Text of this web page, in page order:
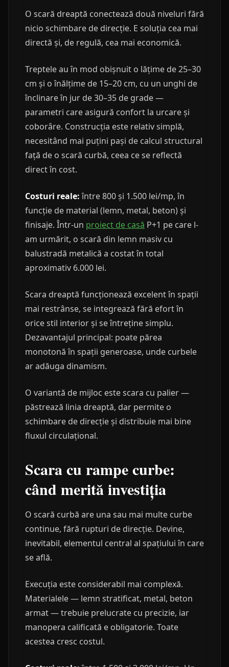
O scară dreaptă conectează două niveluri fără
nicio schimbare de direcție. E soluția cea mai
directă și, de regulă, cea mai economică.
Treptele au în mod obișnuit o lățime de 25–30
cm și o înălțime de 15–20 cm, cu un unghi de
înclinare în jur de 30–35 de grade —
parametri care asigură confort la urcare și
coborâre. Construcția este relativ simplă,
necesitând mai puțini pași de calcul structural
față de o scară curbă, ceea ce se reflectă
direct în cost.
Costuri reale:între 800 și 1.500 lei/mp, în
funcție de material (lemn, metal, beton) și
finisaje. Într-un proiect de casă P+1 pe care l-
am urmărit, o scară din lemn masiv cu
balustradă metalică a costat în total
aproximativ 6.000 lei.
Scara dreaptă funcționează excelent în spații
mai restrânse, se integrează fără efort în
orice stil interior și se întreține simplu.
Dezavantajul principal: poate părea
monotonă în spații generoase, unde curbele
ar adăuga dinamism.
O variantă de mijloc este scara cu palier —
păstrează linia dreaptă, dar permite o
schimbare de direcție și distribuie mai bine
fluxul circulațional.
Scara cu rampe curbe:
când merită investiția
O scară curbă are una sau mai multe curbe
continue, fără rupturi de direcție. Devine,
inevitabil, elementul central al spațiului în care
se află.
Execuția este considerabil mai complexă.
Materialele — lemn stratificat, metal, beton
armat — trebuie prelucrate cu precizie, iar
manopera calificată e obligatorie. Toate
acestea cresc costul.